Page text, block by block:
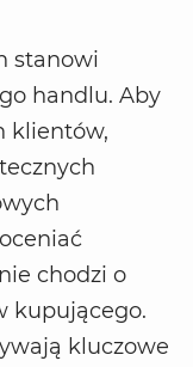
stanowi
handlu. Aby
klientów,
chodzi o
kupującego.
kluczowe